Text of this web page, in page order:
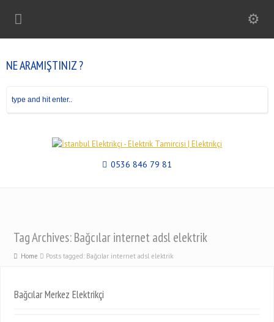
NE ARAMIŞTINIZ ?
0536 846 79 81
Tag Archives: Bağcılar internet adsl elektrik
Home Posts tagged: Bağcılar internet adsl elektrik
Bağcılar Merkez Elektrikçi